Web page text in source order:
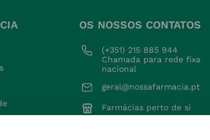
OS NOSSOS CONTATOS
(+351) 215 885 944
Chamada para rede fixa
nacional
geral@nossafarmacia.pt
Farmácias perto de si